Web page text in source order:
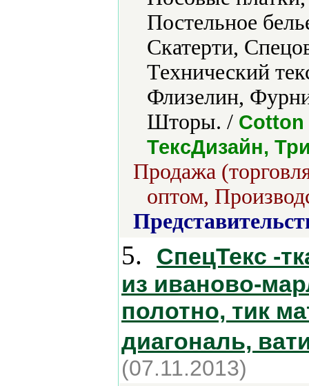
Постельное
Скатерти,
Технический
Флизелин,
Шторы. / Cotton
ТексДизайн,
Продажа
оптом,
5.
СпецТекс -
из иваново-
полотно, тик
диагональ,
(07.11.2013)